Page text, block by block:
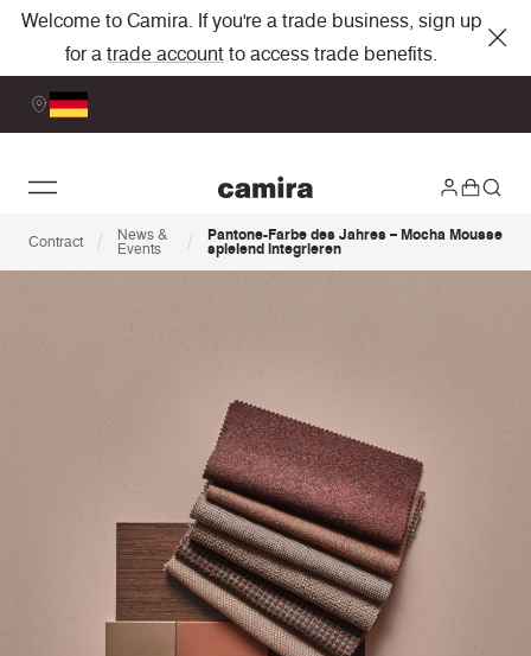
Welcome to Camira. If you're a trade business, sign up
for a trade account to access trade benefits.
Contract /
News &
Events
/
Pantone-Farbe des Jahres – Mocha Mousse
spielend integrieren